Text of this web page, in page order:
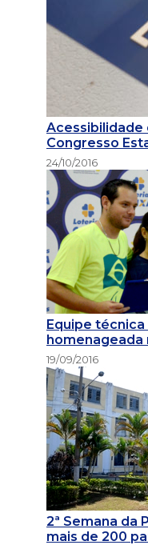
Acessibilidade
Congresso
24/10/2016
Equipe
homenageada
19/09/2016
2ª Semana da
mais de 200